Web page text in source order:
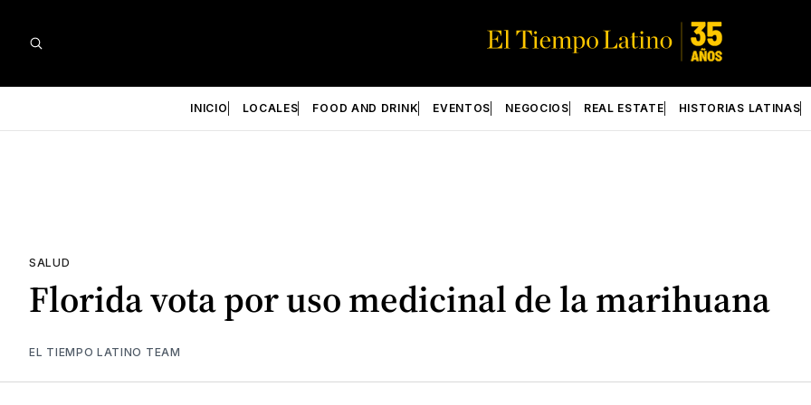
INICIO LOCALES FOOD AND DRINK EVENTOS NEGOCIOS REAL ESTATE HISTORIAS LATINAS
SALUD
Florida vota por uso medicinal de la marihuana
EL TIEMPO LATINO TEAM